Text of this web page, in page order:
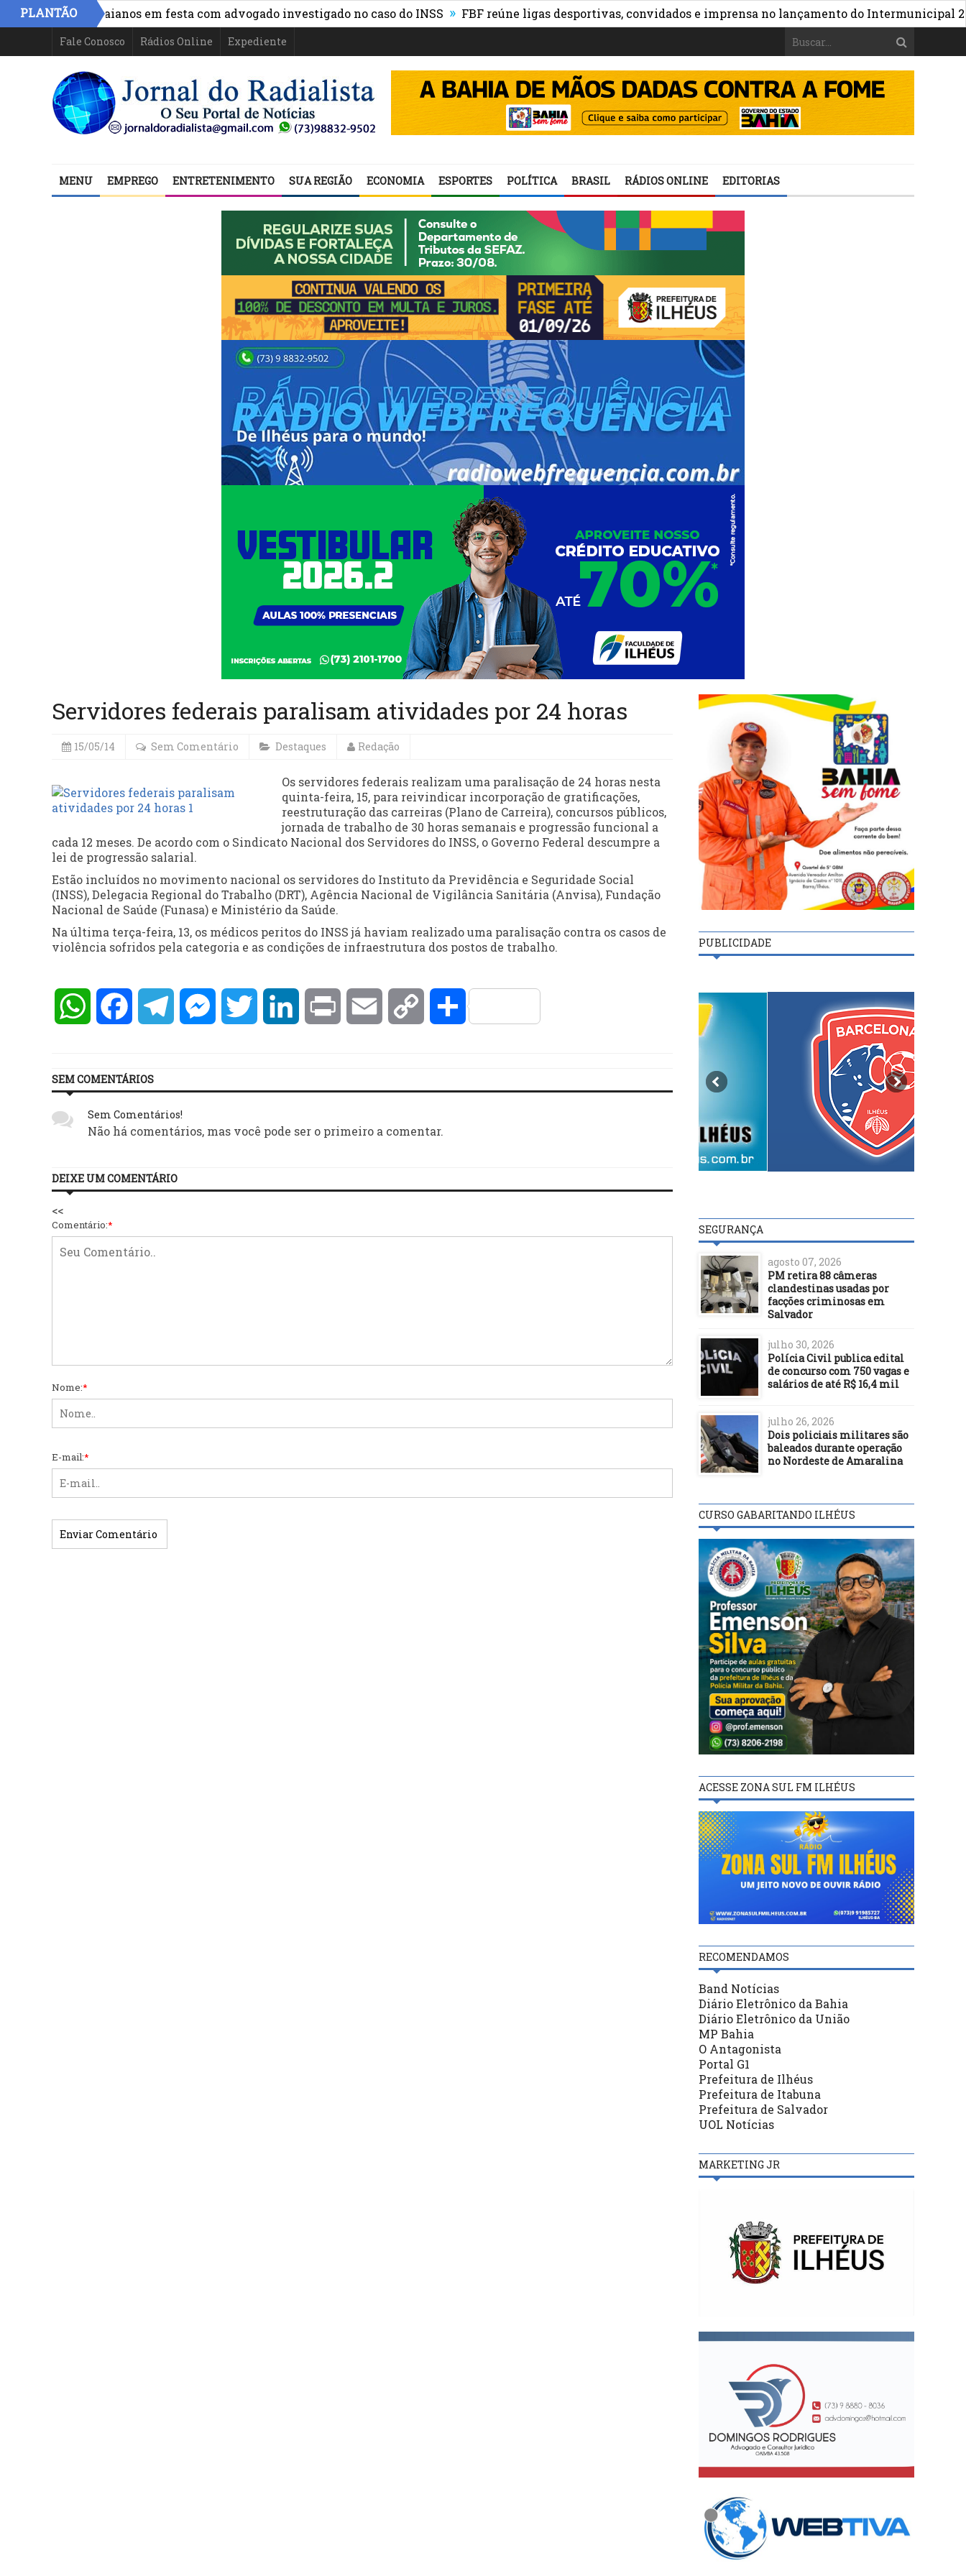
PLANTÃO
políticos baianos em festa com advogado investigado no caso do INSS » FBF reúne ligas desportivas, convidados e imprensa no lançamento do Intermunicipal 2026 »
Fale Conosco Rádios Online Expediente
MENU EMPREGO ENTRETENIMENTO SUA REGIÃO ECONOMIA ESPORTES POLÍTICA BRASIL RÁDIOS ONLINE EDITORIAS
Servidores federais paralisam atividades por 24 horas
15/05/14 Sem Comentário Destaques Redação
Os servidores federais realizam uma paralisação de 24 horas nesta
quinta-feira, 15, para reivindicar incorporação de gratificações,
reestruturação das carreiras (Plano de Carreira), concursos públicos,
jornada de trabalho de 30 horas semanais e progressão funcional a
cada 12 meses. De acordo com o Sindicato Nacional dos Servidores do INSS, o Governo Federal descumpre a
lei de progressão salarial.
Estão incluídos no movimento nacional os servidores do Instituto da Previdência e Seguridade Social
(INSS), Delegacia Regional do Trabalho (DRT), Agência Nacional de Vigilância Sanitária (Anvisa), Fundação
Nacional de Saúde (Funasa) e Ministério da Saúde.
Na última terça-feira, 13, os médicos peritos do INSS já haviam realizado uma paralisação contra os casos de
violência sofridos pela categoria e as condições de infraestrutura dos postos de trabalho.
WhatsAppFacebookTelegramMessengerTwitter LinkedInPrint Email Copy Compartilhar
SEM COMENTÁRIOS
Sem Comentários!
Não há comentários, mas você pode ser o primeiro a comentar.
DEIXE UM COMENTÁRIO
<<
Comentário:*
Nome:*
E-mail:*
PUBLICIDADE
SEGURANÇA
agosto 07, 2026
PM retira 88 câmeras
clandestinas usadas por
facções criminosas em
Salvador
julho 30, 2026
Polícia Civil publica edital
de concurso com 750 vagas e
salários de até R$ 16,4 mil
julho 26, 2026
Dois policiais militares são
baleados durante operação
no Nordeste de Amaralina
CURSO GABARITANDO ILHÉUS
ACESSE ZONA SUL FM ILHÉUS
RECOMENDAMOS
Band Notícias
Diário Eletrônico da Bahia
Diário Eletrônico da União
MP Bahia
O Antagonista
Portal G1
Prefeitura de Ilhéus
Prefeitura de Itabuna
Prefeitura de Salvador
UOL Notícias
MARKETING JR